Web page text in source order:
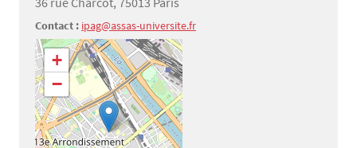
Contact : ipag@assas-universite.fr
Géolocalisation
+
−